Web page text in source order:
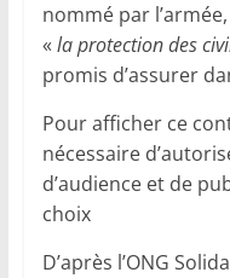
nommé par
« la protection des
promis d’assurer
Pour afficher ce
nécessaire
d’audience et de
choix
D’après l’ONG